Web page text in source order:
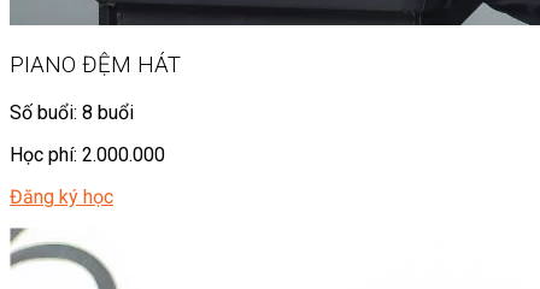
PIANO ĐỆM HÁT
Số buổi: 8 buổi
Học phí: 2.000.000
Đăng ký học